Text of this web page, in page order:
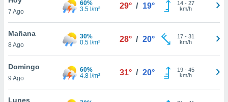
en
más
nuestra
de
7 Ago
60%
3.5 l/m²
29° / 19° 14- 27
km/h
Mañana
8 Ago
30%
0.5 l/m²
28° / 20° 17- 31
km/h
Domingo
9 Ago
60%
4.8 l/m²
31° / 20° 19- 45
km/h
Lunes